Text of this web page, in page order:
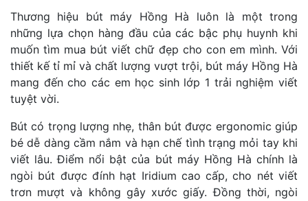
Thương hiệu bút máy Hồng Hà luôn là một trong
những lựa chọn hàng đầu của các bậc phụ huynh khi
muốn tìm mua bút viết chữ đẹp cho con em mình. Với
thiết kế tỉ mỉ và chất lượng vượt trội, bút máy Hồng Hà
mang đến cho các em học sinh lớp 1 trải nghiệm viết
tuyệt vời.
Bút có trọng lượng nhẹ, thân bút được ergonomic giúp
bé dễ dàng cầm nắm và hạn chế tình trạng mỏi tay khi
viết lâu. Điểm nổi bật của bút máy Hồng Hà chính là
ngòi bút được đính hạt Iridium cao cấp, cho nét viết
trơn mượt và không gây xước giấy. Đồng thời, ngòi